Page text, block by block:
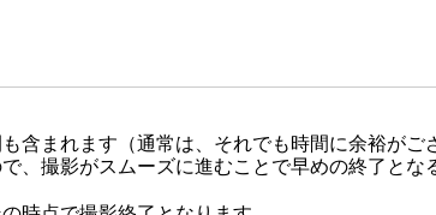
含まれます（通常は、それでも時間に余裕がご
、撮影がスムーズに進むことで早めの終了とな